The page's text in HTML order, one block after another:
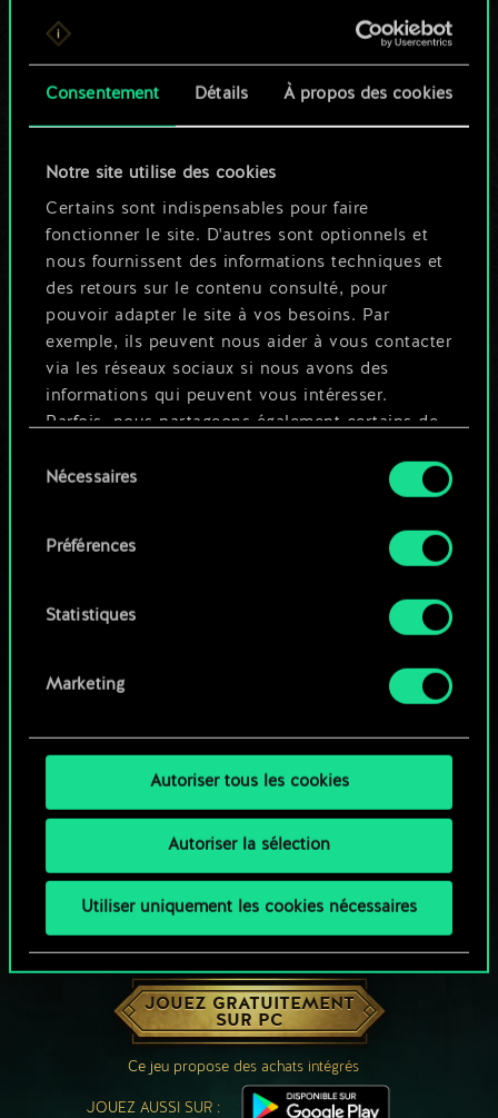
Consentement Détails À propos des cookies
Notre site utilise des cookies
Certains sont indispensables pour faire
fonctionner le site. D'autres sont optionnels et
nous fournissent des informations techniques et
des retours sur le contenu consulté, pour
pouvoir adapter le site à vos besoins. Par
exemple, ils peuvent nous aider à vous contacter
via les réseaux sociaux si nous avons des
informations qui peuvent vous intéresser.
Parfois, nous partageons également certains de
ces cookies optionnels ne seront appliqués
Vous pouvez consulter tous les détails sur notre
préférences dans le menu "Paramètres" ci-
duNécessaires
Préférences
Statistiques
Marketing
Autoriser tous les cookies
Autoriser la sélection
Utiliser uniquement les cookies nécessaires
Pour l'instant, ce
n'est qu'un jeu de
cartes partagé.
Mais cela peut être
tellement plus !
Nommer ce jeu et créer un guide
UNE PETITE PARTIE DE GWENT ?
JOUEZ GRATUITEMENT
SUR PC
Ce jeu propose des achats intégrés
JOUEZ AUSSI SUR :